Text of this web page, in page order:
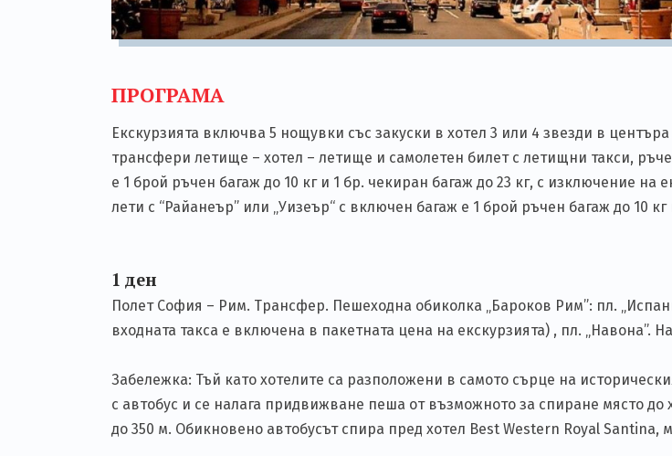
ПРОГРАМА
Екскурзията включва 5 нощувки със закуски в хотел 3 или 4 звезди в
трансфери летище – хотел – летище и самолетен билет с летищни такси,
е 1 брой ръчен багаж до 10 кг и 1 бр. чекиран багаж до 23 кг, с изключение на
лети с “Райанеър” или „Уизеър“ с включен багаж е 1 брой ръчен багаж до 10
1 ден
Полет София – Рим. Трансфер. Пешеходна обиколка „Бароков Рим”: пл.
входната такса е включена в пакетната цена на екскурзията) , пл. „Навона”.
Забележка: Тъй като хотелите са разположени в самото сърце на
с автобус и се налага придвижване пеша от възможното за спиране място до
до 350 м. Обикновено автобусът спира пред хотел Best Western Royal